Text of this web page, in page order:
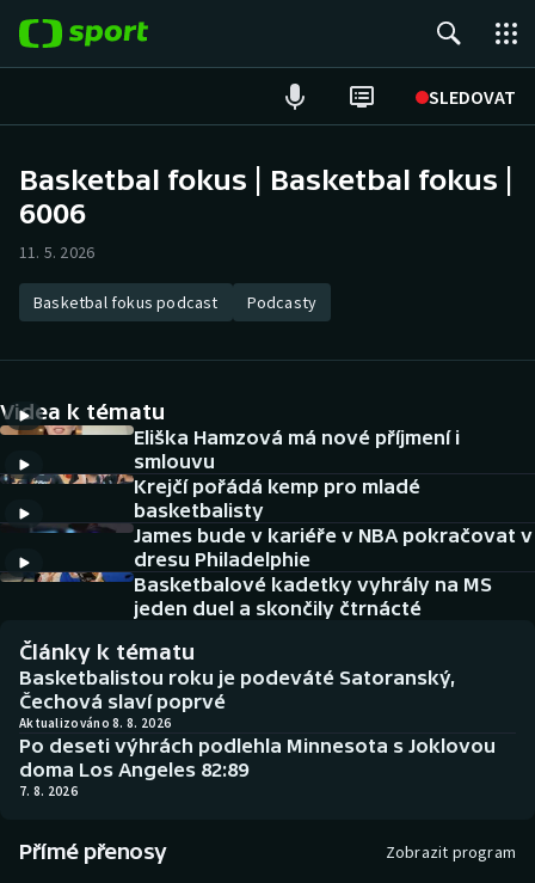
SLEDOVAT
Hokej
Atletika
DALŠÍ SPORTY
Americký fotbal
Baseball a softbal
Biatlon
Boby a skeleton
Box
Curling
NEPŘEHLÉDNĚTE
Historické návraty
Aplikace ČT sport
AZ kvíz
Basketbal fokus | Basketbal fokus |
6006
11. 5. 2026
Basketbal fokus podcast Podcasty
Videa k tématu
Eliška Hamzová má nové příjmení i
smlouvu
Krejčí pořádá kemp pro mladé
basketbalisty
James bude v kariéře v NBA pokračovat v
dresu Philadelphie
Basketbalové kadetky vyhrály na MS
jeden duel a skončily čtrnácté
Články k tématu
Basketbalistou roku je podeváté Satoranský,
Čechová slaví poprvé
Aktualizováno 8. 8. 2026
Po deseti výhrách podlehla Minnesota s Joklovou
doma Los Angeles 82:89
7. 8. 2026
Přímé přenosy Zobrazit program